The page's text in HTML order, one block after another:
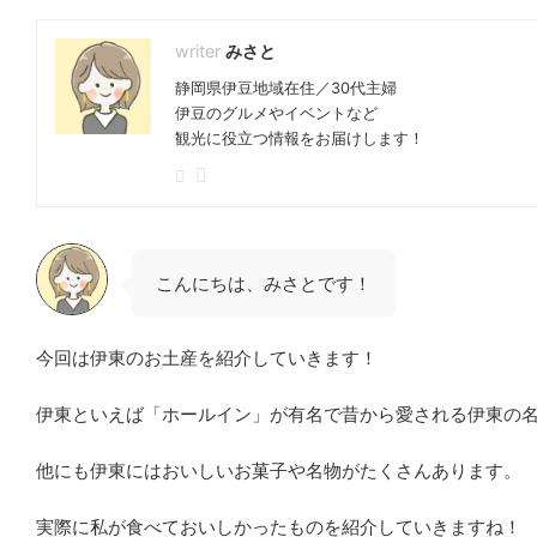
みさと
静岡県伊豆地域在住／30代主婦
伊豆のグルメやイベントなど
観光に役立つ情報をお届けします！
こんにちは、みさとです！
今回は伊東のお土産を紹介していきます！
伊東といえば「ホールイン」が有名で昔から愛される伊東の
他にも伊東にはおいしいお菓子や名物がたくさんあります。
実際に私が食べておいしかったものを紹介していきますね！